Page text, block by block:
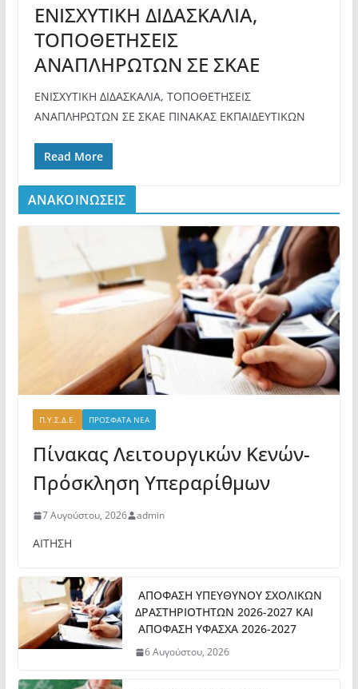
ΕΝΙΣΧΥΤΙΚΗ ΔΙΔΑΣΚΑΛΙΑ,
ΤΟΠΟΘΕΤΗΣΕΙΣ
ΑΝΑΠΛΗΡΩΤΩΝ ΣΕ ΣΚΑΕ
ΕΝΙΣΧΥΤΙΚΗ ΔΙΔΑΣΚΑΛΙΑ, ΤΟΠΟΘΕΤΗΣΕΙΣ
ΑΝΑΠΛΗΡΩΤΩΝ ΣΕ ΣΚΑΕ ΠΙΝΑΚΑΣ ΕΚΠΑΙΔΕΥΤΙΚΩΝ
Read More
ΑΝΑΚΟΙΝΩΣΕΙΣ
Π.Υ.Σ.Δ.Ε. ΠΡΟΣΦΑΤΑ ΝΕΑ
Πίνακας Λειτουργικών Κενών-
Πρόσκληση Υπεραρίθμων
7 Αυγούστου, 2026 admin
ΑΙΤΗΣΗ
ΑΠΟΦΑΣΗ ΥΠΕΥΘΥΝΟΥ ΣΧΟΛΙΚΩΝ
ΔΡΑΣΤΗΡΙΟΤΗΤΩΝ 2026-2027 ΚΑΙ
ΑΠΟΦΑΣΗ ΥΦΑΣΧΑ 2026-2027
6 Αυγούστου, 2026